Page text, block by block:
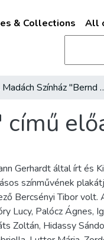
& Collections All
A Madách Színház
Gerhardt által írt és
színművének
Bercsényi Tibor volt.
Lucy, Palócz Ágnes,
Zoltán, Hidassy